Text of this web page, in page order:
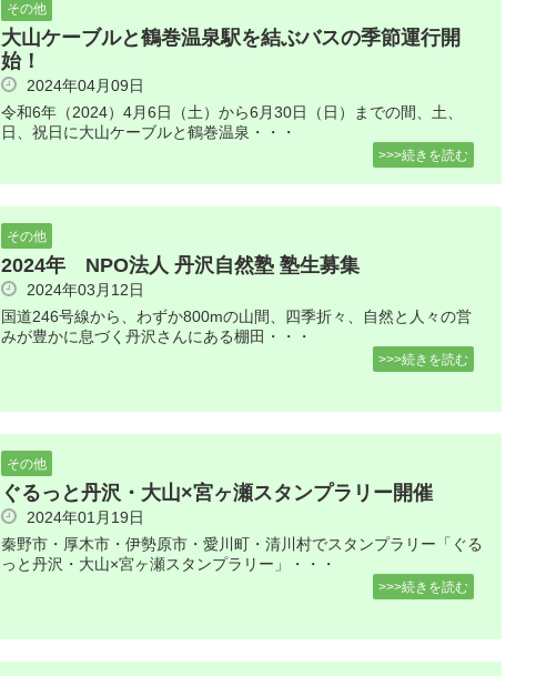
その他
大山ケーブルと鶴巻温泉駅を結ぶバスの季節運行開
始！
2024年04月09日
令和6年（2024）4月6日（土）から6月30日（日）までの間、土、
日、祝日に大山ケーブルと鶴巻温泉・・・
>>>続きを読む
その他
2024年 NPO法人 丹沢自然塾 塾生募集
2024年03月12日
国道246号線から、わずか800mの山間、四季折々、自然と人々の営
みが豊かに息づく丹沢さんにある棚田・・・
>>>続きを読む
その他
ぐるっと丹沢・大山×宮ヶ瀬スタンプラリー開催
2024年01月19日
秦野市・厚木市・伊勢原市・愛川町・清川村でスタンプラリー「ぐる
っと丹沢・大山×宮ヶ瀬スタンプラリー」・・・
>>>続きを読む